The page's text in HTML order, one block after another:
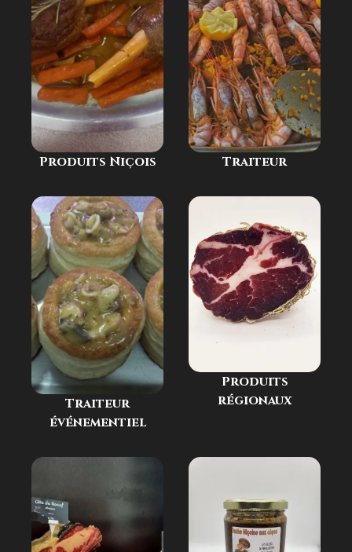
Produits Niçois Traiteur
Traiteur
événementiel
Produits
régionaux